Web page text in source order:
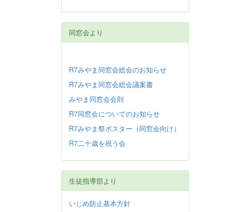
同窓会より
R7みやま同窓会総会のお知らせ
R7みやま同窓会総会議案書
みやま同窓会会則
R7同窓会についてのお知らせ
R7みやま祭ポスター（同窓会向け）
R7二十歳を祝う会
生徒指導部より
いじめ防止基本方針